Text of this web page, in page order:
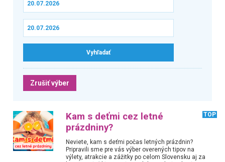
Zrušiť výber
Kam s deťmi cez letné
prázdniny?
TOP
Neviete, kam s deťmi počas letných prázdnin?
Pripravili sme pre vás výber overených tipov na
výlety, atrakcie a zážitky po celom Slovensku aj za